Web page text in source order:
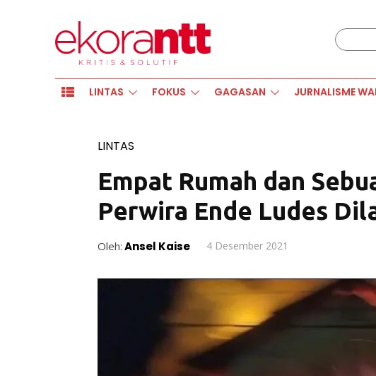
LINTAS FOKUS GAGASAN JURNALISME
LINTAS
Empat Rumah dan
Perwira Ende Ludes
Oleh: Ansel Kaise 4 Desember 2021